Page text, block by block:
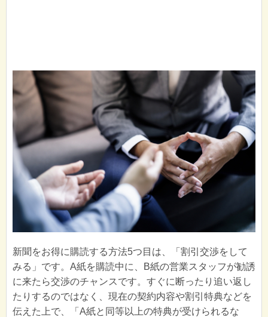
新聞をお得に購読する方法5つ目は、「割引交渉をして
みる」です。A紙を購読中に、B紙の営業スタッフが勧誘
に来たら交渉のチャンスです。すぐに断ったり追い返し
たりするのではなく、現在の契約内容や割引特典などを
伝えた上で、「A紙と同等以上の特典が受けられるな